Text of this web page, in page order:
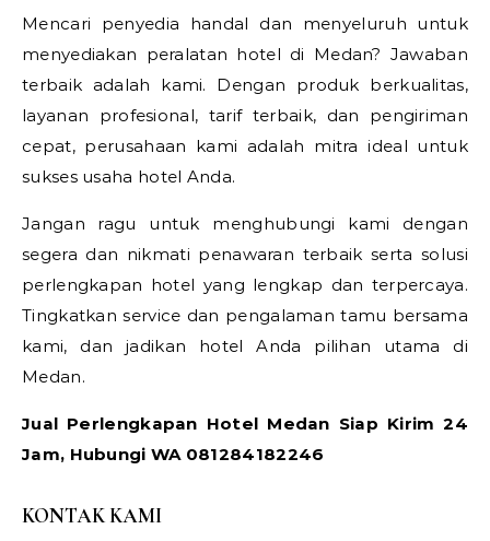
Mencari penyedia handal dan menyeluruh untuk
menyediakan peralatan hotel di Medan? Jawaban
terbaik adalah kami. Dengan produk berkualitas,
layanan profesional, tarif terbaik, dan pengiriman
cepat, perusahaan kami adalah mitra ideal untuk
sukses usaha hotel Anda.
Jangan ragu untuk menghubungi kami dengan
segera dan nikmati penawaran terbaik serta solusi
perlengkapan hotel yang lengkap dan terpercaya.
Tingkatkan service dan pengalaman tamu bersama
kami, dan jadikan hotel Anda pilihan utama di
Medan.
Jual Perlengkapan Hotel Medan Siap Kirim 24
Jam, Hubungi WA 081284182246
KONTAK KAMI